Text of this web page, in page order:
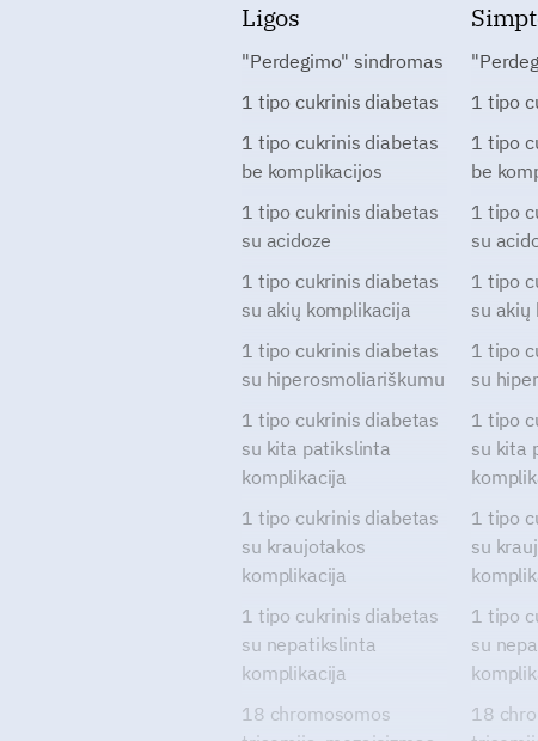
Ligos
"Perdegimo" sindromas
1 tipo cukrinis diabetas
1 tipo cukrinis diabetas
be komplikacijos
1 tipo cukrinis diabetas
su acidoze
1 tipo cukrinis diabetas
su akių komplikacija
1 tipo cukrinis diabetas
su hiperosmoliariškumu
1 tipo cukrinis diabetas
su kita patikslinta
komplikacija
1 tipo cukrinis diabetas
su kraujotakos
komplikacija
1 tipo cukrinis diabetas
su nepatikslinta
komplikacija
18 chromosomos
1 tipo
1 tipo
be
1 tipo
su
1 tipo
su akių
1 tipo
su
1 tipo
su kita
1 tipo
su
1 tipo
su
18